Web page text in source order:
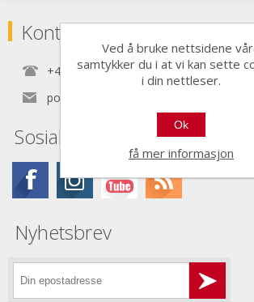
Kontaktinformasjon
+47 22 30 40 70
post@nordictools.no
Sosiale medier
Nyhetsbrev
Ved å bruke nettsidene
samtykker du i at vi kan sette
i din nettleser.
Ok
få mer informasjon